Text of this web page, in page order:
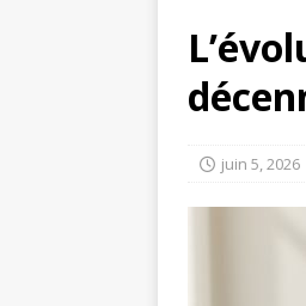
juin 5, 2026